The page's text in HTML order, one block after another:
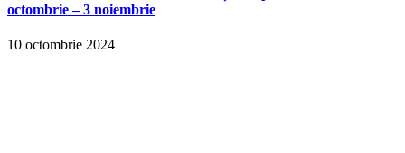
octombrie – 3 noiembrie
10 octombrie 2024